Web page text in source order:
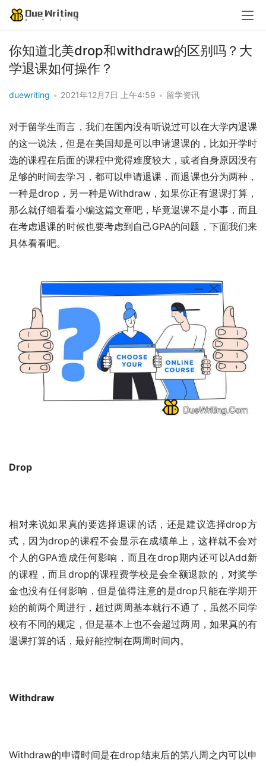
你知道北美drop和withdraw的区别吗？大
学退课如何操作？
duewriting • 2021年12月7日 上午4:59 • 留学资讯
对于留学生而言，我们在国内没有听说过可以在大学内退课
的这一说法，但是在美国却是可以申请退课的，比如开学时
选的课程在后面的课程中觉得难度较大，或者自身原因没有
足够的时间去学习，都可以申请退课，而退课也分为两种，
一种是drop，另一种是Withdraw，如果你正有退课打算，
那么就仔细看看小编这篇文章吧，毕竟退课不是小事，而且
在考虑退课的时候也要考虑到自己GPA的问题，下面我们来
具体看看吧。
Drop
相对来说如果真的要选择退课的话，还是建议选择drop方
式，因为drop的课程不会显示在成绩单上，这样就不会对
个人的GPA造成任何影响，而且在drop期内还可以Add新
的课程，而且drop的课程费学校是会全额退款的，对奖学
金也没有任何影响，但是值得注意的是drop只能在学期开
始的前两个周进行，超过两周基本就行不通了，虽然不同学
校有不同的规定，但是基本上也不会超过两周，如果真的有
退课打算的话，最好能控制在两周时间内。
Withdraw
Withdraw的申请时间是在drop结束后的第八周之内可以申